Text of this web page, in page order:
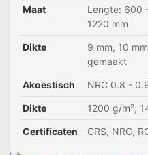
Maat
Lengte: 600
1220 mm
Dikte
9 mm, 10
gemaakt
Akoestisch
NRC 0.8 -
Dikte
1200 g/m²,
Certificaten
GRS, NRC,